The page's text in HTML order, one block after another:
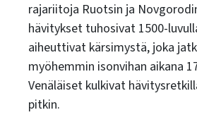
rajariitoja Ruotsin ja
hävitykset tuhosivat 1500-
aiheuttivat kärsimystä, joka
myöhemmin isonvihan aikana
Venäläiset kulkivat
pitkin.